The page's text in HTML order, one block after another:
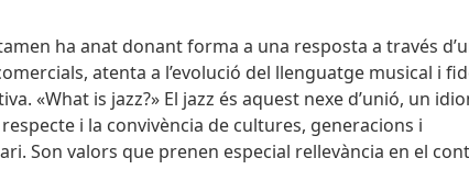
ha anat donant forma a una resposta a través
atenta a l’evolució del llenguatge musical i
«What is jazz?» El jazz és aquest nexe d’unió, un
i la convivència de cultures, generacions i
Son valors que prenen especial rellevància en el